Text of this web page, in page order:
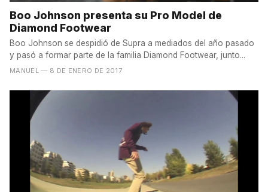
Boo Johnson presenta su Pro Model de
Diamond Footwear
Boo Johnson se despidió de Supra a mediados del año pasado
y pasó a formar parte de la familia Diamond Footwear, junto...
MANUEL — 8 DE ENERO DE 2017